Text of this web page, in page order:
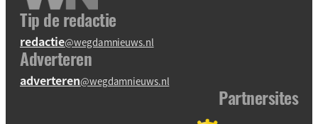
Tip de redactie
redactie@wegdamnieuws.nl
Adverteren
adverteren@wegdamnieuws.nl
Partnersites